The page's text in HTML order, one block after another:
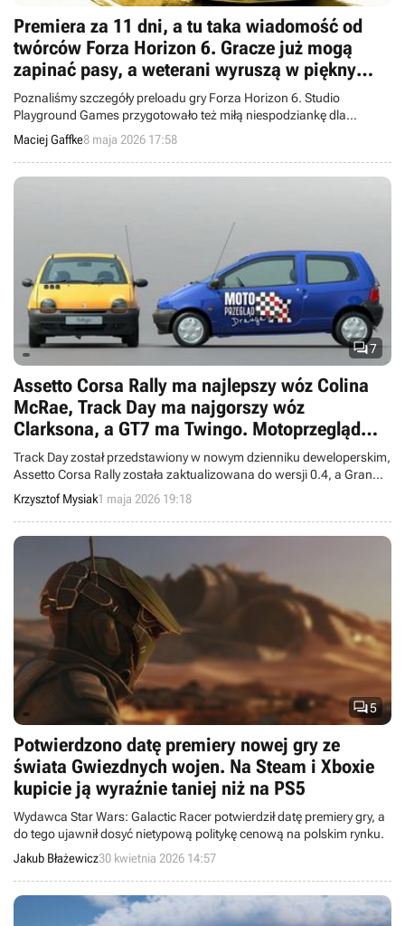
Premiera za 11 dni, a tu taka wiadomość od
twórców Forza Horizon 6. Gracze już mogą
zapinać pasy, a weterani wyruszą w piękny
otwarty świat w wyjątkowych autach
Poznaliśmy szczegóły preloadu gry Forza Horizon 6. Studio
Playground Games przygotowało też miłą niespodziankę dla
długoletnich fanów serii.
Maciej Gaffke8 maja 2026 17:58
7
Assetto Corsa Rally ma najlepszy wóz Colina
McRae, Track Day ma najgorszy wóz
Clarksona, a GT7 ma Twingo. Motoprzegląd
Drauga
Track Day został przedstawiony w nowym dzienniku deweloperskim,
Assetto Corsa Rally została zaktualizowana do wersji 0.4, a Gran
Turismo 7 do wersji 1.69. Mamy też nową motopremierę – MotoGP
26.
Krzysztof Mysiak1 maja 2026 19:18
5
Potwierdzono datę premiery nowej gry ze
świata Gwiezdnych wojen. Na Steam i Xboxie
kupicie ją wyraźnie taniej niż na PS5
Wydawca Star Wars: Galactic Racer potwierdził datę premiery gry, a
do tego ujawnił dosyć nietypową politykę cenową na polskim rynku.
Jakub Błażewicz30 kwietnia 2026 14:57